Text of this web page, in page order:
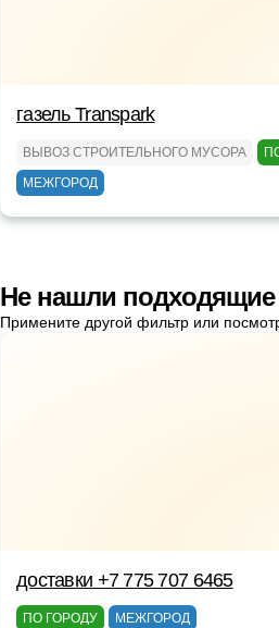
газель Transpark
ВЫВОЗ СТРОИТЕЛЬНОГО МУСОРА
МЕЖГОРОД
Не нашли подходящие
Примените другой фильтр или
доставки +7 775 707 6465
ПО ГОРОДУ МЕЖГОРОД